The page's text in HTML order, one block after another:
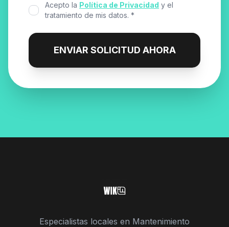
Acepto la Política de Privacidad y el
tratamiento de mis datos. *
ENVIAR SOLICITUD AHORA
Especialistas locales en Mantenimiento